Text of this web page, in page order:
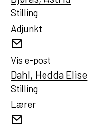
s
u
l
t
a
t
Stilling
Adjunkt
post
Vis e-post
Dahl, Hedda Elise
Stilling
Lærer